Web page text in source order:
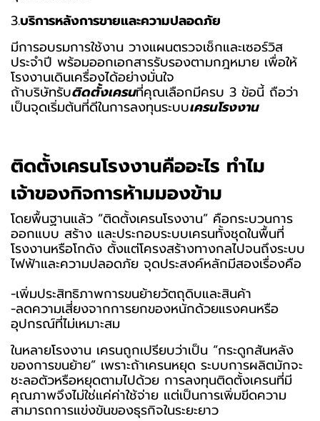
3.บริการหลังการขายและความปลอดภัย
มีการอบรมการใช้งาน วางแผนตรวจเช็กและเซอร์วิส
ประจำปี พร้อมออกเอกสารรับรองตามกฎหมาย เพื่อให้
โรงงานเดินเครื่องได้อย่างมั่นใจ
ถ้าบริษัทรับติดตั้งเครนที่คุณเลือกมีครบ 3 ข้อนี้ ถือว่า
เป็นจุดเริ่มต้นที่ดีในการลงทุนระบบเครนโรงงาน
ติดตั้งเครนโรงงานคืออะไร ทำไม
เจ้าของกิจการห้ามมองข้าม
โดยพื้นฐานแล้ว “ติดตั้งเครนโรงงาน” คือกระบวนการ
ออกแบบ สร้าง และประกอบระบบเครนทั้งชุดในพื้นที่
โรงงานหรือโกดัง ตั้งแต่โครงสร้างทางกลไปจนถึงระบบ
ไฟฟ้าและความปลอดภัย จุดประสงค์หลักมีสองเรื่องคือ
-เพิ่มประสิทธิภาพการขนย้ายวัตถุดิบและสินค้า
-ลดความเสี่ยงจากการยกของหนักด้วยแรงคนหรือ
อุปกรณ์ที่ไม่เหมาะสม
ในหลายโรงงาน เครนถูกเปรียบว่าเป็น “กระดูกสันหลัง
ของการขนย้าย” เพราะถ้าเครนหยุด ระบบการผลิตมักจะ
ชะลอตัวหรือหยุดตามไปด้วย การลงทุนติดตั้งเครนที่มี
คุณภาพจึงไม่ใช่แค่ค่าใช้จ่าย แต่เป็นการเพิ่มขีดความ
สามารถการแข่งขันของธุรกิจในระยะยาว